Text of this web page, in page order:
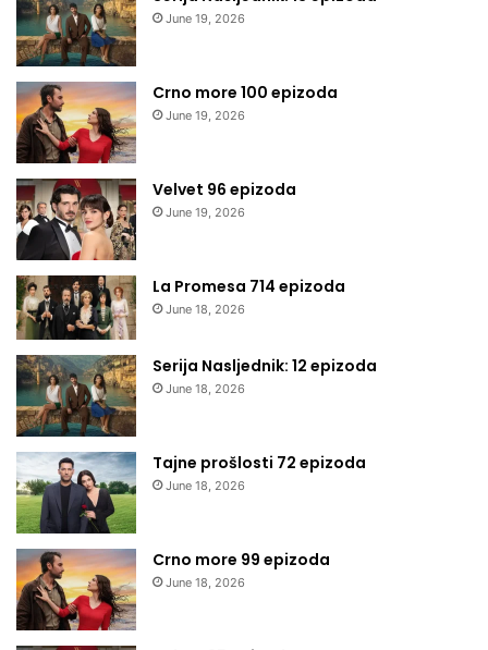
June 19, 2026
Crno more 100 epizoda
June 19, 2026
Velvet 96 epizoda
June 19, 2026
La Promesa 714 epizoda
June 18, 2026
Serija Nasljednik: 12 epizoda
June 18, 2026
Tajne prošlosti 72 epizoda
June 18, 2026
Crno more 99 epizoda
June 18, 2026